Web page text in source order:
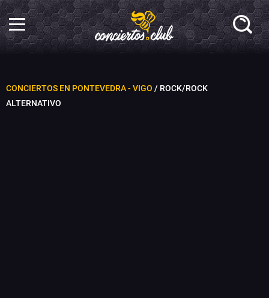
CONCIERTOS EN PONTEVEDRA - VIGO / ROCK/ROCK
ALTERNATIVO